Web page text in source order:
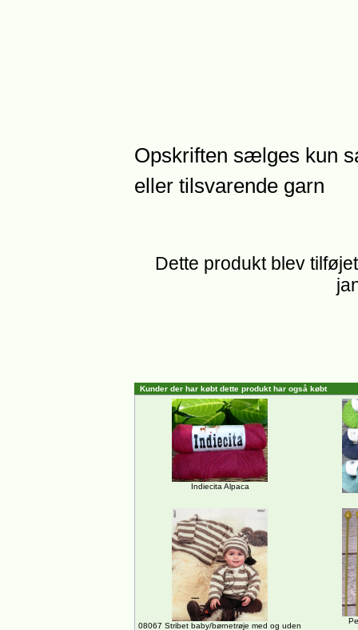
Opskriften sælges kun
eller tilsvarende garn
Dette produkt blev
Kunder der har købt dette produkt har også købt
Indiecita Alpaca
08067 Stribet baby/børnetrøje med og uden